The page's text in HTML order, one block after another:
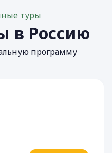
туры
в Россию
программу